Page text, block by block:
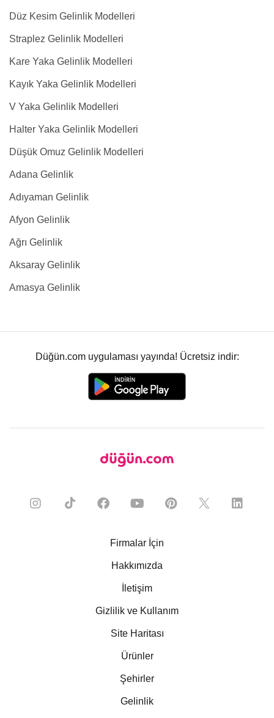
Düz Kesim Gelinlik Modelleri
Straplez Gelinlik Modelleri
Kare Yaka Gelinlik Modelleri
Kayık Yaka Gelinlik Modelleri
V Yaka Gelinlik Modelleri
Halter Yaka Gelinlik Modelleri
Düşük Omuz Gelinlik Modelleri
Adana Gelinlik
Adıyaman Gelinlik
Afyon Gelinlik
Ağrı Gelinlik
Aksaray Gelinlik
Amasya Gelinlik
Düğün.com uygulaması yayında! Ücretsiz indir:
Firmalar İçin
Hakkımızda
İletişim
Gizlilik ve Kullanım
Site Haritası
Ürünler
Şehirler
Gelinlik